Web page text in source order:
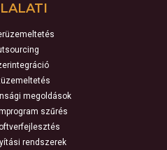
megoldások
szűrés
rendszerek